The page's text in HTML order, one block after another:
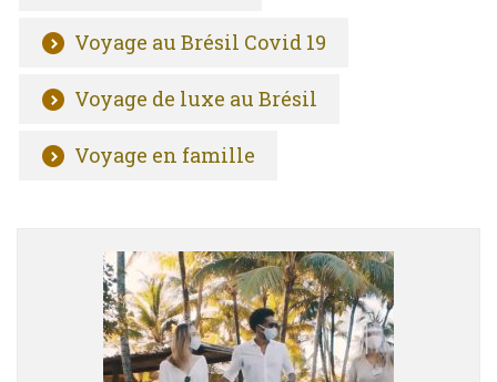
Voyage au Brésil Covid 19
Voyage de luxe au Brésil
Voyage en famille